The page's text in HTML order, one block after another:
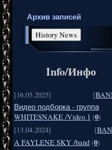
Архив записей
Info/Инфо
[16.05.2025] [
Видео подборка - группа
WHITESNAKE /Video 1 (0)
[13.04.2024]
[
A FAYLENE SKY /band (0)